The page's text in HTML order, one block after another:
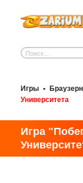
Игры •
Университета
Игра